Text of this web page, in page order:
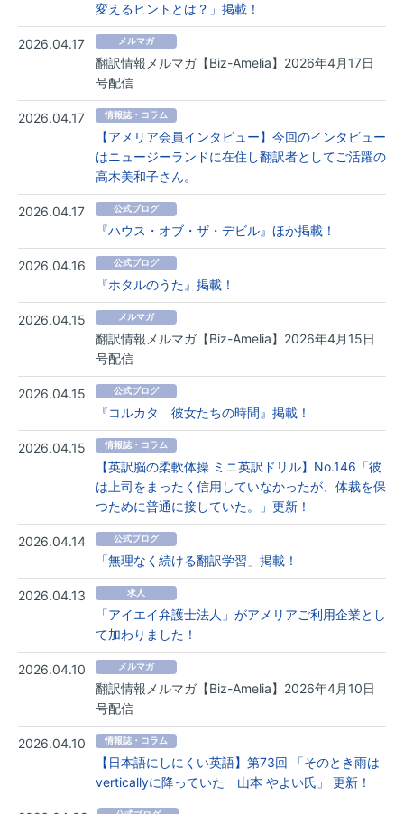
変えるヒントとは？」掲載！
2026.04.17 メルマガ
翻訳情報メルマガ【Biz-Amelia】2026年4月17日
号配信
2026.04.17 情報誌・コラム
【アメリア会員インタビュー】今回のインタビュー
はニュージーランドに在住し翻訳者としてご活躍の
高木美和子さん。
2026.04.17 公式ブログ
『ハウス・オブ・ザ・デビル』ほか掲載！
2026.04.16 公式ブログ
『ホタルのうた』掲載！
2026.04.15 メルマガ
翻訳情報メルマガ【Biz-Amelia】2026年4月15日
号配信
2026.04.15 公式ブログ
『コルカタ 彼女たちの時間』掲載！
2026.04.15 情報誌・コラム
【英訳脳の柔軟体操 ミニ英訳ドリル】No.146「彼
は上司をまったく信用していなかったが、体裁を保
つために普通に接していた。」更新！
2026.04.14 公式ブログ
「無理なく続ける翻訳学習」掲載！
2026.04.13 求人
「アイエイ弁護士法人」がアメリアご利用企業とし
て加わりました！
2026.04.10 メルマガ
翻訳情報メルマガ【Biz-Amelia】2026年4月10日
号配信
2026.04.10 情報誌・コラム
【日本語にしにくい英語】第73回 「そのとき雨は
verticallyに降っていた 山本 やよい氏」 更新！